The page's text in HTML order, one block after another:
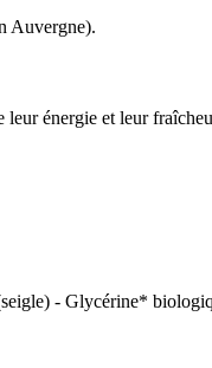
Auvergne).
leur énergie et leur
- Glycérine*